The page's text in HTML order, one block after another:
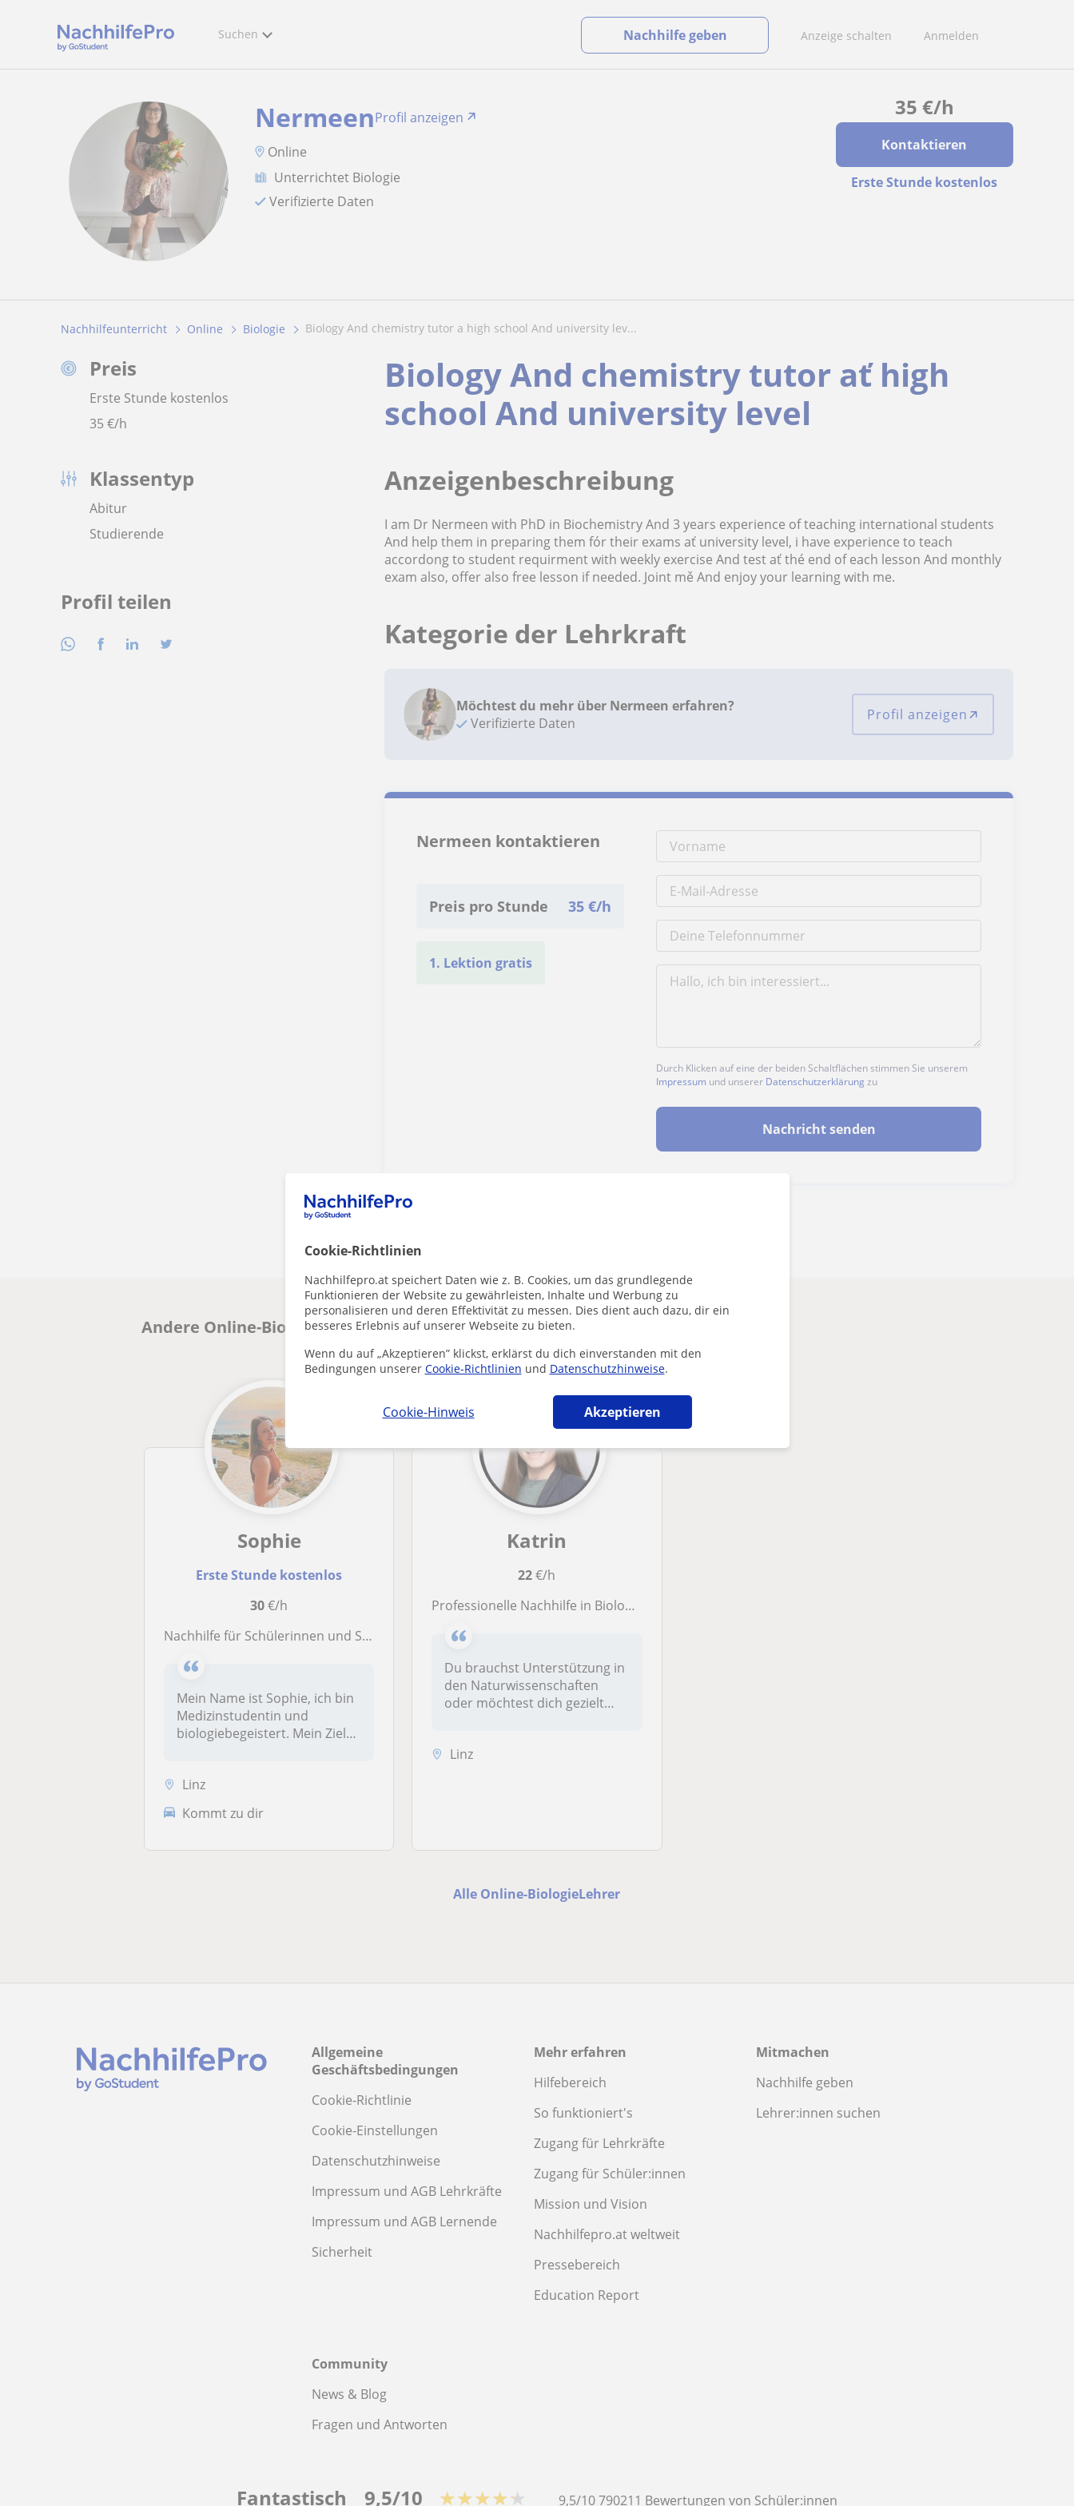
Cookie-Richtlinien
Nachhilfepro.at speichert Daten wie z. B. Cookies, um das grundlegende
Funktionieren der Website zu gewährleisten, Inhalte und Werbung zu
personalisieren und deren Effektivität zu messen. Dies dient auch dazu, dir ein
besseres Erlebnis auf unserer Webseite zu bieten.
Wenn du auf „Akzeptieren” klickst, erklärst du dich einverstanden mit den
Bedingungen unserer Cookie-Richtlinien und Datenschutzhinweise.
Cookie-Hinweis Akzeptieren
Suchen Anzeige schalten Anmelden
Nachhilfe geben
35 €/h
Kontaktieren
Erste Stunde kostenlos
NermeenProfil anzeigen
Online
Unterrichtet Biologie
Verifizierte Daten
Nachhilfeunterricht Online Biologie Biology And chemistry tutor a high school And university lev...
Preis
Erste Stunde kostenlos
35€/h
Klassentyp
Abitur
Studierende
Profil teilen
Biology And chemistry tutor ať high
school And university level
Anzeigenbeschreibung
I am Dr Nermeen with PhD in Biochemistry And 3 years experience of teaching international students
And help them in preparing them fór their exams ať university level, i have experience to teach
accordong to student requirment with weekly exercise And test ať thé end of each lesson And monthly
exam also, offer also free lesson if needed. Joint mě And enjoy your learning with me.
Kategorie der Lehrkraft
Möchtest du mehr über Nermeen erfahren?
Verifizierte Daten
Profil anzeigen
Nermeen kontaktieren
Preis pro Stunde 35 €/h
1. Lektion gratis
Durch Klicken auf eine der beiden Schaltflächen stimmen Sie unserem
Impressum und unserer Datenschutzerklärung zu
Nachricht senden
Enthält dieses Profil einen Fehler?
Andere Online-BiologieLehrer die dich interessieren könnten
Sophie
Erste Stunde kostenlos
30€/h
Nachhilfe für Schülerinnen und Schüler der 5-13 Klasse
Mein Name ist Sophie, ich bin
Medizinstudentin und
biologiebegeistert. Mein Ziel
Linz
Kommt zu dir
Katrin
22€/h
Professionelle Nachhilfe in Biologie, Genetik, Zellbiologie & Anatomie – für Matura & Studium.
Du brauchst Unterstützung in
den Naturwissenschaften
oder möchtest dich gezielt
Linz
Alle Online-BiologieLehrer
Allgemeine
Geschäftsbedingungen
Cookie-Richtlinie
Cookie-Einstellungen
Datenschutzhinweise
Impressum und AGB Lehrkräfte
Impressum und AGB Lernende
Sicherheit
Mehr erfahren
Hilfebereich
So funktioniert's
Zugang für Lehrkräfte
Zugang für Schüler:innen
Mission und Vision
Nachhilfepro.at weltweit
Pressebereich
Education Report
Mitmachen
Nachhilfe geben
Lehrer:innen suchen
Community
News & Blog
Fragen und Antworten
Fantastisch 9,5/10 ★★★★★ 9,5/10790211 Bewertungen von Schüler:innen